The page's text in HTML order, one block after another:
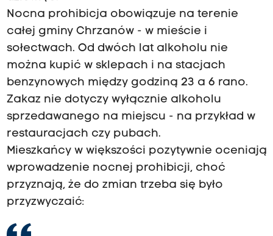
Nocna prohibicja obowiązuje na terenie
całej gminy Chrzanów - w mieście i
sołectwach. Od dwóch lat alkoholu nie
można kupić w sklepach i na stacjach
benzynowych między godziną 23 a 6 rano.
Zakaz nie dotyczy wyłącznie alkoholu
sprzedawanego na miejscu - na przykład w
restauracjach czy pubach.
Mieszkańcy w większości pozytywnie oceniają
wprowadzenie nocnej prohibicji, choć
przyznają, że do zmian trzeba się było
przyzwyczaić: